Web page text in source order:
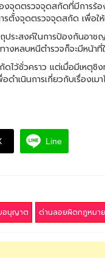
จุดตรวจจุดสกัดที่มีการร้
รตั้งจุดตรวจจุดสกัด เพื่อใ
ประสงค์ในการป้องกันอา
างหลบหนีตำรวจก็จะมีหน้า
ว้ชั่วคราว แต่เมื่อมีเหตุชิ
ำเนินการเกี่ยวกับเรื่องเ
Line
อนุญาต ด่านลอยผิดกฎหมาย